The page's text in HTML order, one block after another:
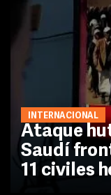
INTERNACIONAL
Ataque
Saudí
11 civiles